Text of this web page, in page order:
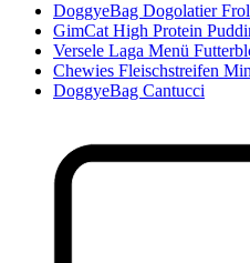
DoggyeBag Dogolatier
GimCat High Protein
Versele Laga Menü
Chewies Fleischstreifen
DoggyeBag Cantucci